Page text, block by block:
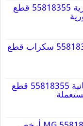
قطع غيار سيارات كورية 55818355 قطع
قطع غيار كاديلاك 55818355 سكراب قطع
قطع غيار سيارات المانية 55818355 قطع